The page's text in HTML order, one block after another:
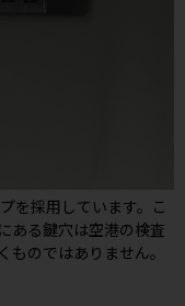
を採用しています。こ
ある鍵穴は空港の検査
のではありません。